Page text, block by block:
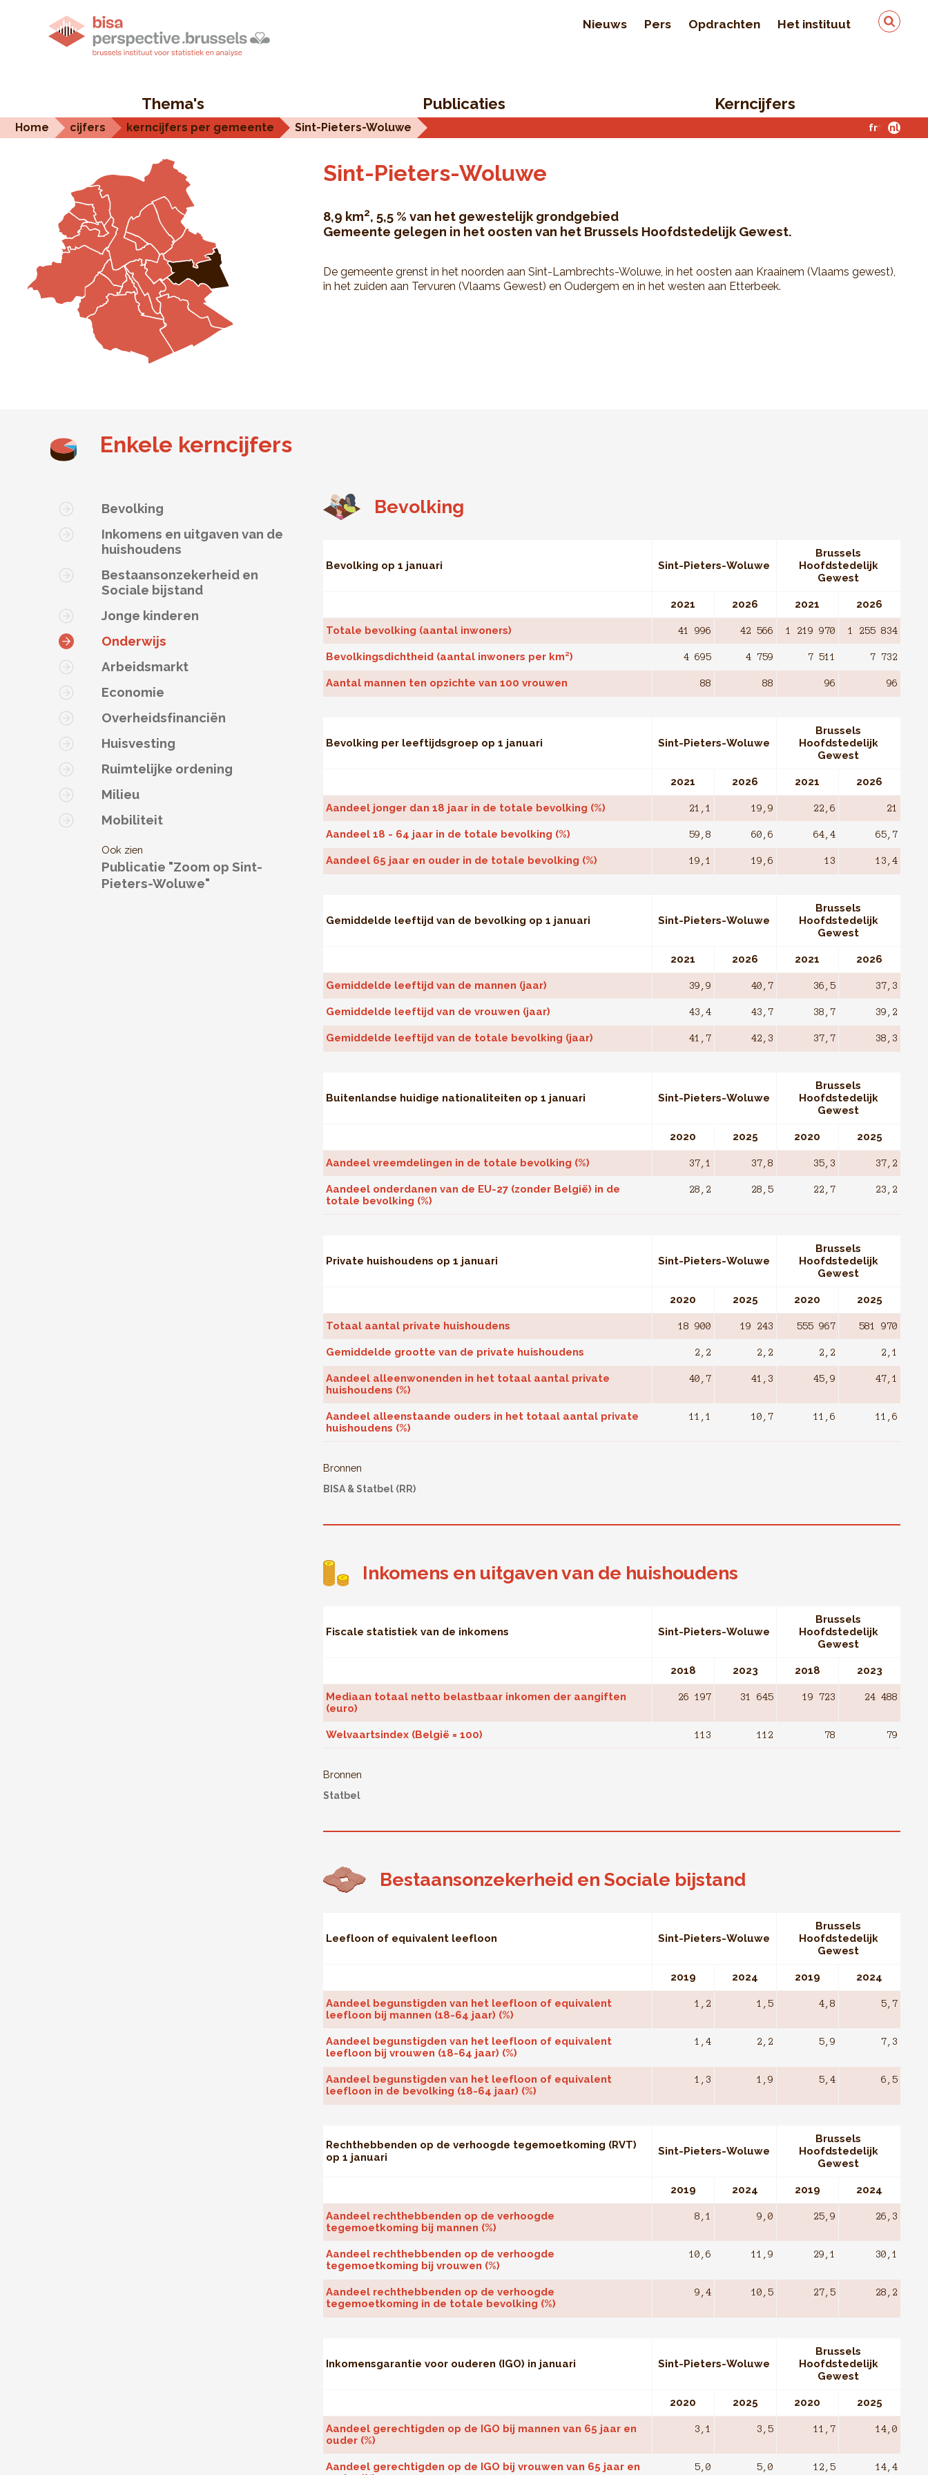
Nieuws Pers Opdrachten Het instituut
Kwaliteit en veiligheid
Thema's Publicaties Kerncijfers
Home cijfers kerncijfers per gemeente Sint-Pieters-Woluwe fr nl
Sint-Pieters-Woluwe
8,9 km2, 5,5 % van het gewestelijk grondgebied
Gemeente gelegen in het oosten van het Brussels Hoofdstedelijk Gewest.
De gemeente grenst in het noorden aan Sint-Lambrechts-Woluwe, in het oosten aan Kraainem (Vlaams gewest),
in het zuiden aan Tervuren (Vlaams Gewest) en Oudergem en in het westen aan Etterbeek.
Enkele kerncijfers
Bevolking
Inkomens en uitgaven van de
huishoudens
Bestaansonzekerheid en
Sociale bijstand
Jonge kinderen
Onderwijs
Arbeidsmarkt
Economie
Overheidsfinanciën
Huisvesting
Ruimtelijke ordening
Milieu
Mobiliteit
Ook zien
Publicatie "Zoom op Sint-
Pieters-Woluwe"
Bevolking
Bevolking op 1 januari Sint-Pieters-Woluwe
Brussels
Hoofdstedelijk
Gewest
2021 2026 2021 2026
Totale bevolking (aantal inwoners) 41 996 42 566 1 219 970 1 255 834
Bevolkingsdichtheid (aantal inwoners per km²) 4 695 4 759 7 511 7 732
Aantal mannen ten opzichte van 100 vrouwen 88 88 96 96
Bevolking per leeftijdsgroep op 1 januari Sint-Pieters-Woluwe
Brussels
Hoofdstedelijk
Gewest
2021 2026 2021 2026
Aandeel jonger dan 18 jaar in de totale bevolking (%) 21,1 19,9 22,6 21
Aandeel 18 - 64 jaar in de totale bevolking (%) 59,8 60,6 64,4 65,7
Aandeel 65 jaar en ouder in de totale bevolking (%) 19,1 19,6 13 13,4
Gemiddelde leeftijd van de bevolking op 1 januari Sint-Pieters-Woluwe
Brussels
Hoofdstedelijk
Gewest
2021 2026 2021 2026
Gemiddelde leeftijd van de mannen (jaar) 39,9 40,7 36,5 37,3
Gemiddelde leeftijd van de vrouwen (jaar) 43,4 43,7 38,7 39,2
Gemiddelde leeftijd van de totale bevolking (jaar) 41,7 42,3 37,7 38,3
Buitenlandse huidige nationaliteiten op 1 januari Sint-Pieters-Woluwe
Brussels
Hoofdstedelijk
Gewest
2020 2025 2020 2025
Aandeel vreemdelingen in de totale bevolking (%) 37,1 37,8 35,3 37,2
Aandeel onderdanen van de EU-27 (zonder België) in de
totale bevolking (%)
28,2 28,5 22,7 23,2
Private huishoudens op 1 januari Sint-Pieters-Woluwe
Brussels
Hoofdstedelijk
Gewest
2020 2025 2020 2025
Totaal aantal private huishoudens 18 900 19 243 555 967 581 970
Gemiddelde grootte van de private huishoudens 2,2 2,2 2,2 2,1
Aandeel alleenwonenden in het totaal aantal private
huishoudens (%)
40,7 41,3 45,9 47,1
Aandeel alleenstaande ouders in het totaal aantal private
huishoudens (%)
11,1 10,7 11,6 11,6
Bronnen
BISA & Statbel (RR)
Inkomens en uitgaven van de huishoudens
Fiscale statistiek van de inkomens Sint-Pieters-Woluwe
Brussels
Hoofdstedelijk
Gewest
2018 2023 2018 2023
Mediaan totaal netto belastbaar inkomen der aangiften
(euro)
26 197 31 645 19 723 24 488
Welvaartsindex (België = 100) 113 112 78 79
Bronnen
Statbel
Bestaansonzekerheid en Sociale bijstand
Leefloon of equivalent leefloon Sint-Pieters-Woluwe
Brussels
Hoofdstedelijk
Gewest
2019 2024 2019 2024
Aandeel begunstigden van het leefloon of equivalent
leefloon bij mannen (18-64 jaar) (%)
1,2 1,5 4,8 5,7
Aandeel begunstigden van het leefloon of equivalent
leefloon bij vrouwen (18-64 jaar) (%)
1,4 2,2 5,9 7,3
Aandeel begunstigden van het leefloon of equivalent
leefloon in de bevolking (18-64 jaar) (%)
1,3 1,9 5,4 6,5
Rechthebbenden op de verhoogde tegemoetkoming (RVT)
op 1 januari
Sint-Pieters-Woluwe
Brussels
Hoofdstedelijk
Gewest
2019 2024 2019 2024
Aandeel rechthebbenden op de verhoogde
tegemoetkoming bij mannen (%)
8,1 9,0 25,9 26,3
Aandeel rechthebbenden op de verhoogde
tegemoetkoming bij vrouwen (%)
10,6 11,9 29,1 30,1
Aandeel rechthebbenden op de verhoogde
tegemoetkoming in de totale bevolking (%)
9,4 10,5 27,5 28,2
Inkomensgarantie voor ouderen (IGO) in januari Sint-Pieters-Woluwe
Brussels
Hoofdstedelijk
Gewest
2020 2025 2020 2025
Aandeel gerechtigden op de IGO bij mannen van 65 jaar en
ouder (%)
3,1 3,5 11,7 14,0
Aandeel gerechtigden op de IGO bij vrouwen van 65 jaar en
5,0 5,0 12,5 14,4